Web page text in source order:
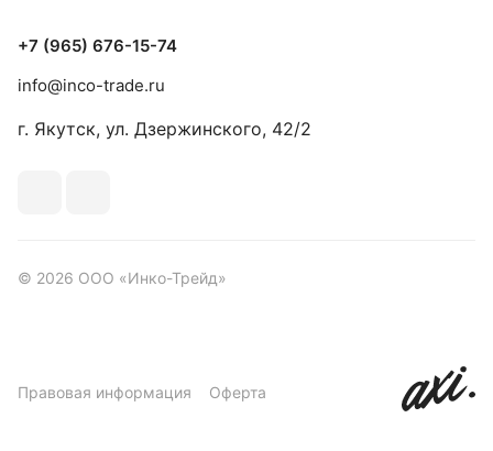
+7 (965) 676-15-74
info@inco-trade.ru
г. Якутск, ул. Дзержинского, 42/2
© 2026 ООО «Инко-Трейд»
Правовая информация Оферта